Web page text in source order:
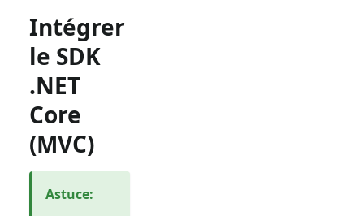
Intégrer
le SDK
.NET
Core
(MVC)
Astuce: